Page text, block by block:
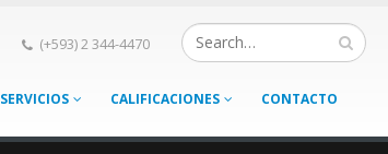
(+593) 2 344-4470
SERVICIOS CALIFICACIONES CONTACTO